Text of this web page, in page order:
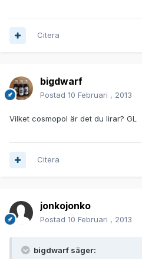
Citera
bigdwarf
Postad 10 Februari , 2013
Vilket cosmopol är det du lirar? GL
Citera
jonkojonko
Postad 10 Februari , 2013
bigdwarf säger: